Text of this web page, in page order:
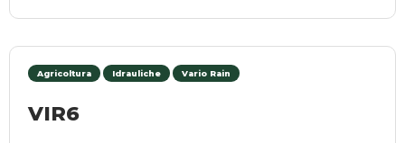
Agricoltura Idrauliche Vario Rain
VIR6